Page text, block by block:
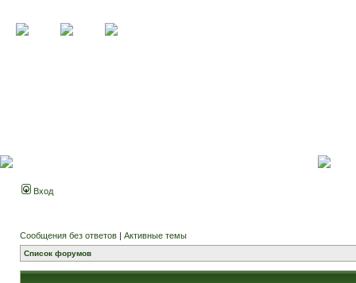
Вход
Сообщения без ответов | Активные темы
Список форумов